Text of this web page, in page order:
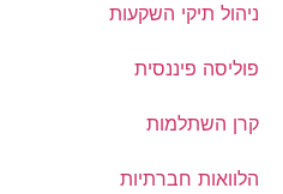
ניהול תיקי השקעות
פוליסה פיננסית
קרן השתלמות
הלוואות חברתיות